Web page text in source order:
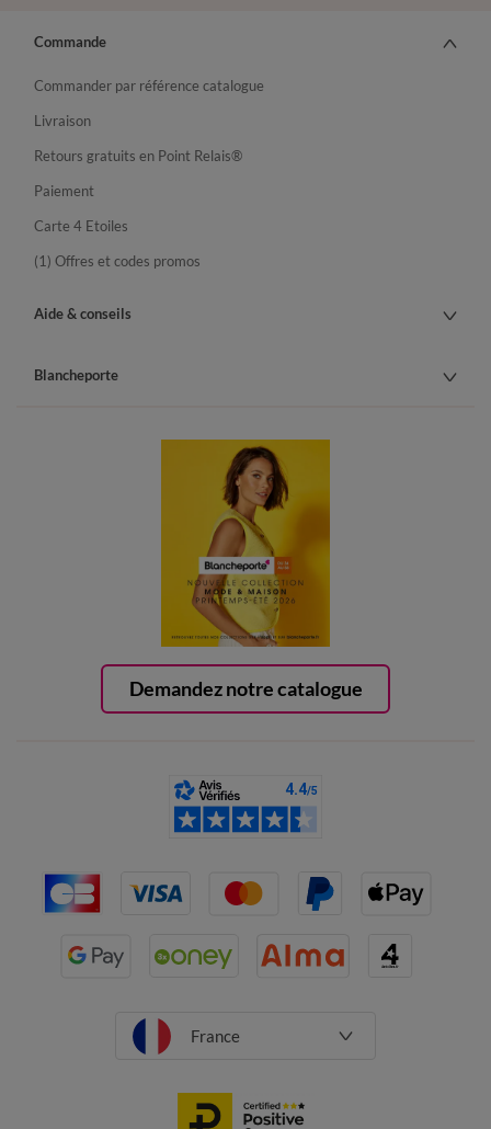
Demandez notre catalogue
Commande
Commander par référence catalogue
Livraison
Retours gratuits en Point Relais®
Paiement
Carte 4 Etoiles
(1) Offres et codes promos
Aide & conseils
Blancheporte
France